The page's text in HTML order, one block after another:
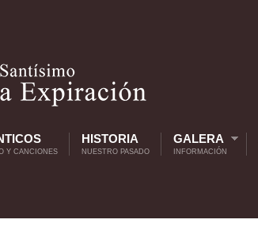
Y CANCIONES
HISTORIA
NUESTRO PASADO
GALERA
INFORMACIÓN